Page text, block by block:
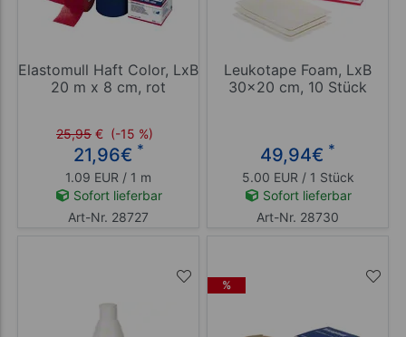
Elastomull Haft Color, LxB
20 m x 8 cm, rot
25,95 € (-15 %)
21,96€ *
1.09 EUR / 1 m
Sofort lieferbar
Art-Nr. 28727
Leukotape Foam, LxB
30x20 cm, 10 Stück
49,94€ *
5.00 EUR / 1 Stück
Sofort lieferbar
Art-Nr. 28730
%